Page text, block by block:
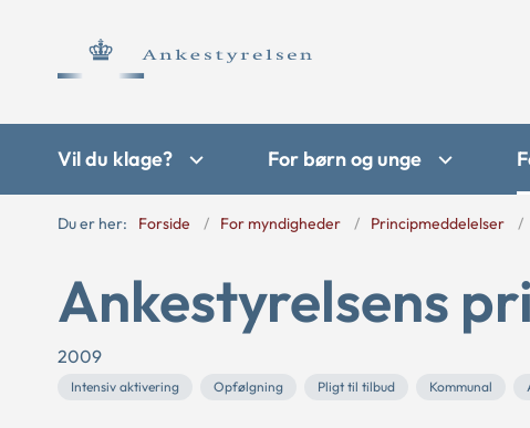
Vil du klage? For børn og unge
Du er her: Forside For myndigheder Principmeddelelser
Ankestyrelsens
2009
Intensiv aktivering Opfølgning Pligt til tilbud Kommunal